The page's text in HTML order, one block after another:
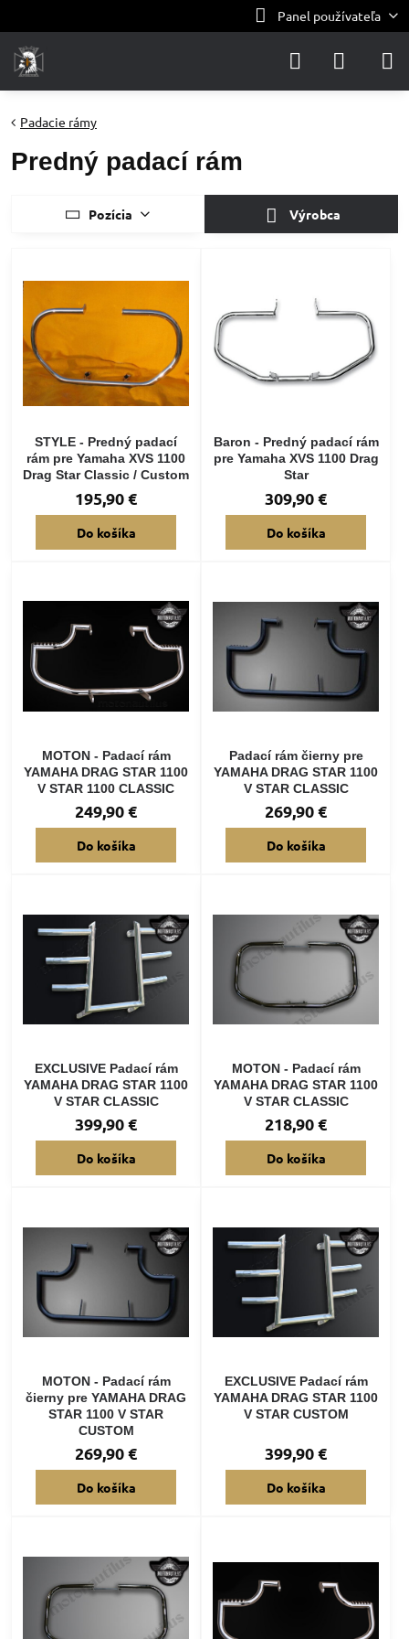
Panel používateľa
Padacie rámy
Predný padací rám
Pozícia Výrobca
STYLE - Predný padací
rám pre Yamaha XVS 1100
Drag Star Classic / Custom
195,90 €
Do košíka
Baron - Predný padací rám
pre Yamaha XVS 1100 Drag
Star
309,90 €
Do košíka
MOTON - Padací rám
YAMAHA DRAG STAR 1100
V STAR 1100 CLASSIC
249,90 €
Do košíka
Padací rám čierny pre
YAMAHA DRAG STAR 1100
V STAR CLASSIC
269,90 €
Do košíka
EXCLUSIVE Padací rám
YAMAHA DRAG STAR 1100
V STAR CLASSIC
399,90 €
Do košíka
MOTON - Padací rám
YAMAHA DRAG STAR 1100
V STAR CLASSIC
218,90 €
Do košíka
MOTON - Padací rám
čierny pre YAMAHA DRAG
STAR 1100 V STAR
CUSTOM
269,90 €
Do košíka
EXCLUSIVE Padací rám
YAMAHA DRAG STAR 1100
V STAR CUSTOM
399,90 €
Do košíka